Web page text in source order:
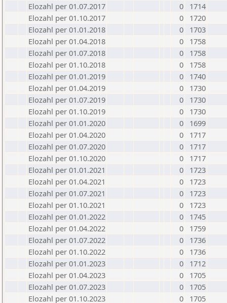
Elozahl per 01.07.2017
0
1714
Elozahl per 01.10.2017
0
1720
Elozahl per 01.01.2018
0
1703
Elozahl per 01.04.2018
0
1758
Elozahl per 01.07.2018
0
1758
Elozahl per 01.10.2018
0
1758
Elozahl per 01.01.2019
0
1740
Elozahl per 01.04.2019
0
1730
Elozahl per 01.07.2019
0
1730
Elozahl per 01.10.2019
0
1730
Elozahl per 01.01.2020
0
1699
Elozahl per 01.04.2020
0
1717
Elozahl per 01.07.2020
0
1717
Elozahl per 01.10.2020
0
1717
Elozahl per 01.01.2021
0
1723
Elozahl per 01.04.2021
0
1723
Elozahl per 01.07.2021
0
1723
Elozahl per 01.10.2021
0
1723
Elozahl per 01.01.2022
0
1745
Elozahl per 01.04.2022
0
1759
Elozahl per 01.07.2022
0
1736
Elozahl per 01.10.2022
0
1736
Elozahl per 01.01.2023
0
1712
Elozahl per 01.04.2023
0
1705
Elozahl per 01.07.2023
0
1705
Elozahl per 01.10.2023
0
1705